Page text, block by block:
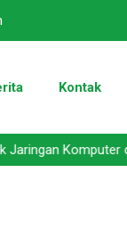
Kontak
dan